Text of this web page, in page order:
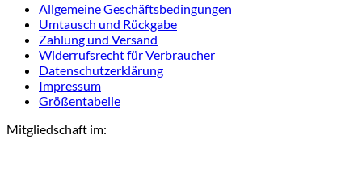
Allgemeine Geschäftsbedingungen
Umtausch und Rückgabe
Zahlung und Versand
Widerrufsrecht für Verbraucher
Datenschutzerklärung
Impressum
Größentabelle
Mitgliedschaft im: